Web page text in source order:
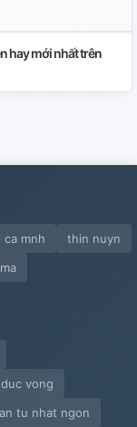
hay mới nhất trên
mnh
thin nuyn
vong
tu nhat ngon